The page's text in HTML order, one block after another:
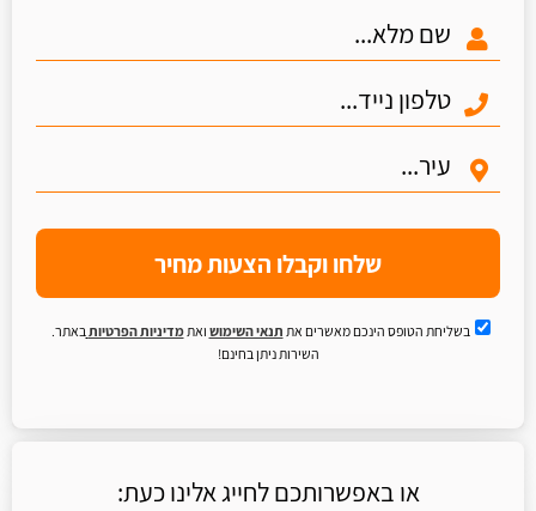
שלחו וקבלו הצעות מחיר
בשליחת הטופס הינכם מאשרים את תנאי השימוש ואתמדיניות הפרטיותבאתר.
השירות ניתן בחינם!
או באפשרותכם לחייג אלינו כעת: